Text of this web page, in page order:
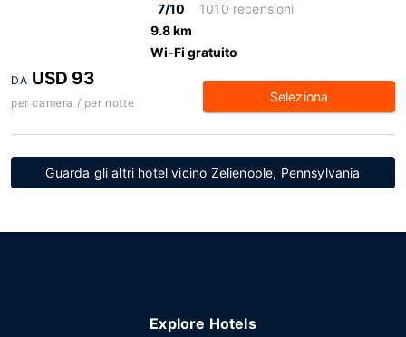
7/10
1010 recensioni
9.8 km
Wi-Fi gratuito
DA USD 93
per camera / per notte Seleziona
Guarda gli altri hotel vicino Zelienople, Pennsylvania
Explore Hotels